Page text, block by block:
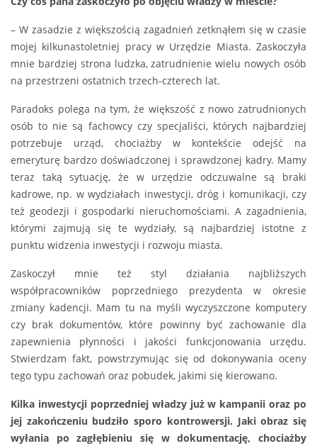
– W zasadzie z większością zagadnień zetknąłem się w czasie
mojej kilkunastoletniej pracy w Urzędzie Miasta. Zaskoczyła
mnie bardziej strona ludzka, zatrudnienie wielu nowych osób
na przestrzeni ostatnich trzech-czterech lat.
Paradoks polega na tym, że większość z nowo zatrudnionych
osób to nie są fachowcy czy specjaliści, których najbardziej
potrzebuje urząd, chociażby w kontekście odejść na
emeryturę bardzo doświadczonej i sprawdzonej kadry. Mamy
teraz taką sytuację, że w urzędzie odczuwalne są braki
kadrowe, np. w wydziałach inwestycji, dróg i komunikacji, czy
też geodezji i gospodarki nieruchomościami. A zagadnienia,
którymi zajmują się te wydziały, są najbardziej istotne z
punktu widzenia inwestycji i rozwoju miasta.
Zaskoczył mnie też styl działania najbliższych
współpracowników poprzedniego prezydenta w okresie
zmiany kadencji. Mam tu na myśli wyczyszczone komputery
czy brak dokumentów, które powinny być zachowanie dla
zapewnienia płynności i jakości funkcjonowania urzędu.
Stwierdzam fakt, powstrzymując się od dokonywania oceny
tego typu zachowań oraz pobudek, jakimi się kierowano.
Kilka inwestycji poprzedniej władzy już w kampanii oraz po
jej zakończeniu budziło sporo kontrowersji. Jaki obraz się
wyłania po zagłębieniu się w dokumentację, chociażby